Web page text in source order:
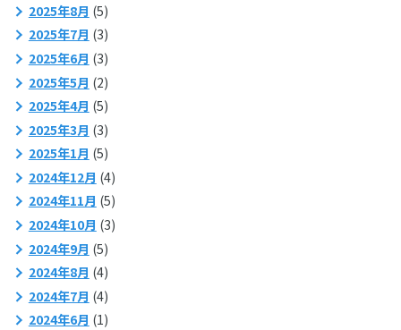
2025年8月 (5)
2025年7月 (3)
2025年6月 (3)
2025年5月 (2)
2025年4月 (5)
2025年3月 (3)
2025年1月 (5)
2024年12月 (4)
2024年11月 (5)
2024年10月 (3)
2024年9月 (5)
2024年8月 (4)
2024年7月 (4)
2024年6月 (1)